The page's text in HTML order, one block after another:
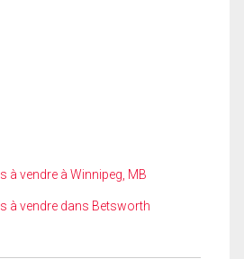
à vendre à Winnipeg, MB
à vendre dans Betsworth